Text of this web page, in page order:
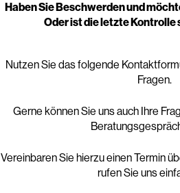
Haben Sie Beschwerden und
Oder ist die letzte Kontrolle
Nutzen Sie das folgende
Fragen.
Gerne können Sie uns auch Ihre
Vereinbaren Sie hierzu einen Termin
rufen Sie uns